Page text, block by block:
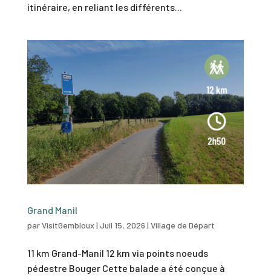
itinéraire, en reliant les différents...
Grand Manil
parVisitGembloux| Juil 15, 2026 | Village de Départ
11 km Grand-Manil 12 km via points noeuds
pédestre Bouger Cette balade a été conçue à